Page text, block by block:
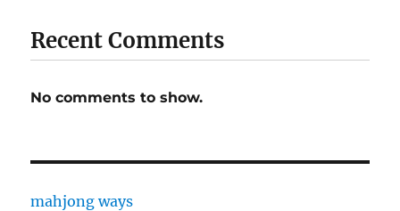
Recent Comments
No comments to show.
mahjong ways